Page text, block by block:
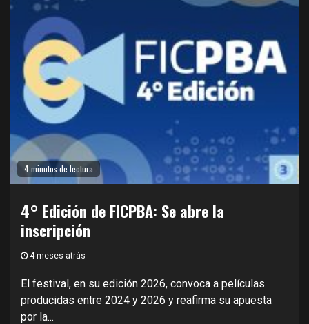
4 minutos de lectura
4° Edición de FICPBA: Se abre la
inscripción
4 meses atrás
El festival, en su edición 2026, convoca a películas
producidas entre 2024 y 2026 y reafirma su apuesta
por la...